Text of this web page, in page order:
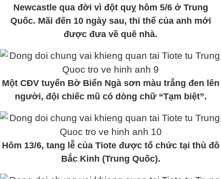
Newcastle qua đời vì đột quỵ hôm 5/6 ở Trung
Quốc. Mãi đến 10 ngày sau, thi thể của anh mới
được đưa về quê nhà.
Một CĐV tuyển Bờ Biển Ngà sơn màu trắng đen lên
người, đội chiếc mũ có dòng chữ “Tạm biệt”.
Hôm 13/6, tang lễ của Tiote được tổ chức tại thủ đô
Bắc Kinh (Trung Quốc).